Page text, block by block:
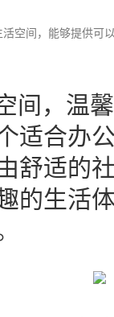
空间，能够提供可
间，温
适合办
舒适的
的生活